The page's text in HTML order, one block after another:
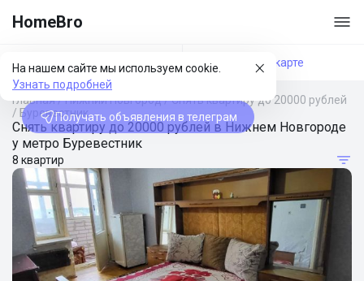
HomeBro
На нашем сайте мы используем cookie.
Узнать подробней
Получать объявления в телеграм
Фильтры На карте
Главная/Нижний Новгород/Снять квартиру до 20000 рублей
/ Буревестник
Снять квартиру до 20000 рублей в Нижнем Новгороде
у метро Буревестник
8 квартир